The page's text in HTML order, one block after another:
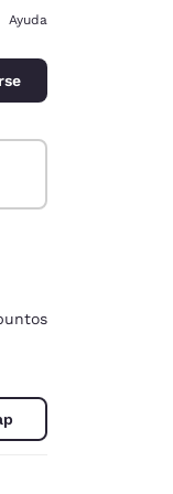
Ayuda